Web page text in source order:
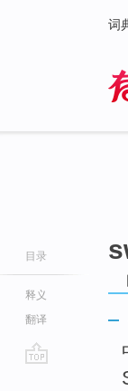
词
目录
释义
翻译